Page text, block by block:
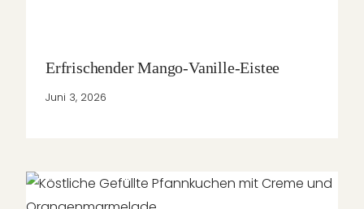
Erfrischender Mango-Vanille-Eistee
Juni 3, 2026